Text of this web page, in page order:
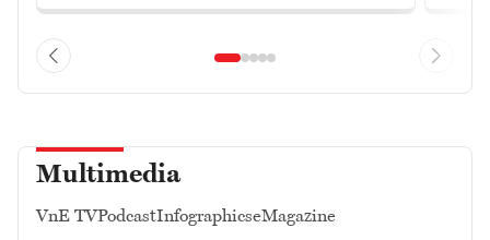
Multimedia
VnE TVPodcastInfographicseMagazine